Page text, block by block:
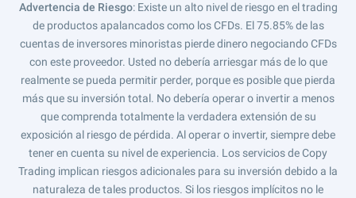
Advertencia de Riesgo: Existe un alto nivel de riesgo en el trading
de productos apalancados como los CFDs. El 75.85% de las
cuentas de inversores minoristas pierde dinero negociando CFDs
con este proveedor. Usted no debería arriesgar más de lo que
realmente se pueda permitir perder, porque es posible que pierda
más que su inversión total. No debería operar o invertir a menos
que comprenda totalmente la verdadera extensión de su
exposición al riesgo de pérdida. Al operar o invertir, siempre debe
tener en cuenta su nivel de experiencia. Los servicios de Copy
Trading implican riesgos adicionales para su inversión debido a la
naturaleza de tales productos. Si los riesgos implícitos no le